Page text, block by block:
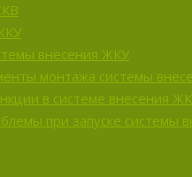
внесения ЖКУ
монтажа системы
в системе внесения
при запуске системы